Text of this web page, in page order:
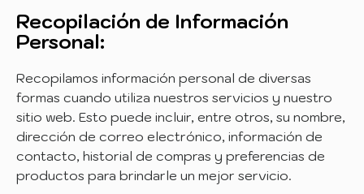
Recopilación de Información
Personal:
Recopilamos información personal de diversas
formas cuando utiliza nuestros servicios y nuestro
sitio web. Esto puede incluir, entre otros, su nombre,
dirección de correo electrónico, información de
contacto, historial de compras y preferencias de
productos para brindarle un mejor servicio.